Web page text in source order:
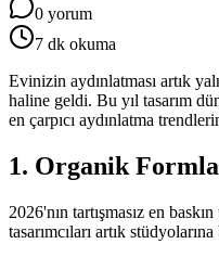
0 yorum
7 dk okuma
Evinizin aydınlatması artık
haline geldi. Bu yıl tasarım
en çarpıcı aydınlatma
1. Organik
2026'nın tartışmasız en
tasarımcıları artık